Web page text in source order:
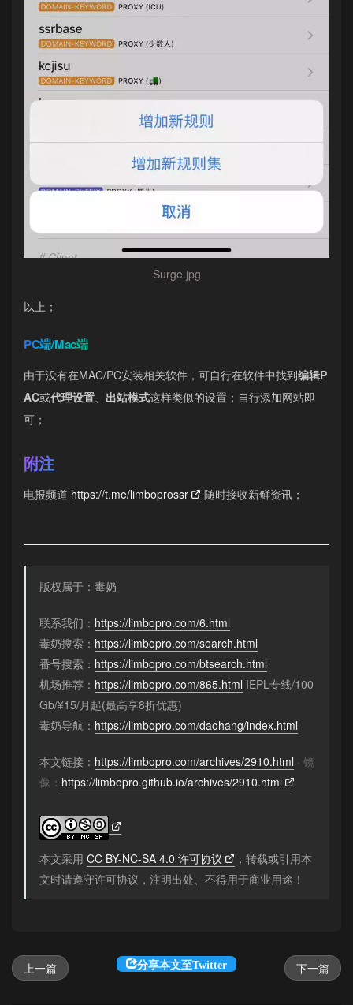
Surge.jpg
以上；
PC端/Mac端
由于没有在MAC/PC安装相关软件，可自行在软件中找到编辑P
AC或代理设置、 出站模式这样类似的设置；自行添加网站即
可；
附注
电报频道 https://t.me/limboprossr 随时接收新鲜资讯；
版权属于：毒奶
联系我们： https://limbopro.com/6.html
毒奶搜索： https://limbopro.com/search.html
番号搜索： https://limbopro.com/btsearch.html
机场推荐： https://limbopro.com/865.html IEPL专线/100
Gb/¥15/月起(最高享8折优惠)
毒奶导航： https://limbopro.com/daohang/index.html
本文链接： https://limbopro.com/archives/2910.html · 镜
像： https://limbopro.github.io/archives/2910.html
本文采用 CC BY-NC-SA 4.0 许可协议
，转载或引用本
文时请遵守许可协议，注明出处、不得用于商业用途！
下一篇
分享本文至Twitter
上一篇